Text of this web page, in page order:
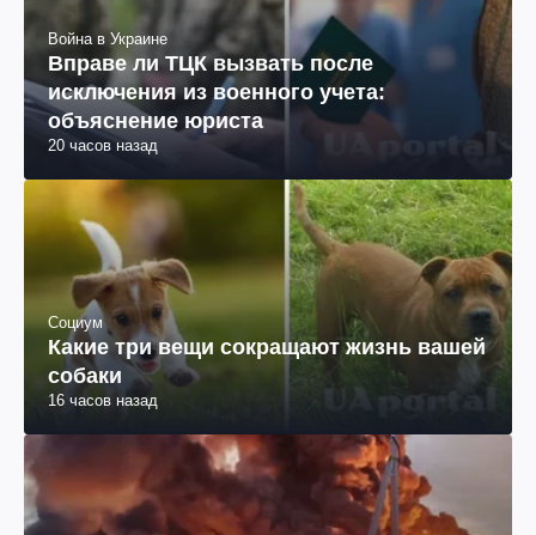
Война в Украине
Вправе ли ТЦК вызвать после
исключения из военного учета:
объяснение юриста
20 часов назад
Социум
Какие три вещи сокращают жизнь вашей
собаки
16 часов назад